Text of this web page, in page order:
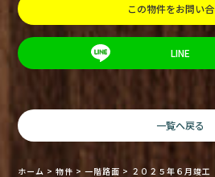
この物件をお問い
LINE
一覧へ戻る
ホーム >物件 >一階路面 > ２０２５年６月竣